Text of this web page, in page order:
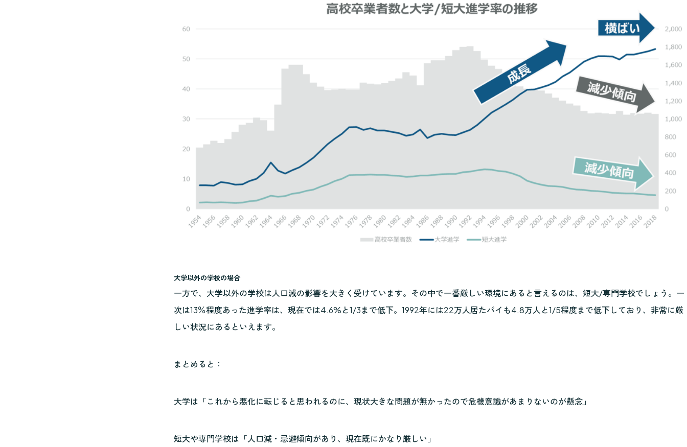
大学以外の学校の場合
一方で、大学以外の学校は人口減の影響を大きく受けています。その中で一番厳しい環境にあると言えるのは、短大/専門学校でしょう。一
次は13％程度あった進学率は、現在では4.6%と1/3まで低下。1992年には22万人居たパイも4.8万人と1/5程度まで低下しており、非常に厳
しい状況にあるといえます。
まとめると：
大学は「これから悪化に転じると思われるのに、現状大きな問題が無かったので危機意識があまりないのが懸念」
短大や専門学校は「人口減・忌避傾向があり、現在既にかなり厳しい」